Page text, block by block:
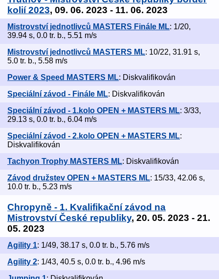
kolií 2023, 09. 06. 2023 - 11. 06. 2023
Mistrovství jednotlivců MASTERS Finále ML: 1/20,
39.94 s, 0.0 tr. b., 5.51 m/s
Mistrovství jednotlivců MASTERS ML: 10/22, 31.91 s,
5.0 tr. b., 5.58 m/s
Power & Speed MASTERS ML: Diskvalifikován
Speciální závod - Finále ML: Diskvalifikován
Speciální závod - 1.kolo OPEN + MASTERS ML: 3/33,
29.13 s, 0.0 tr. b., 6.04 m/s
Speciální závod - 2.kolo OPEN + MASTERS ML:
Diskvalifikován
Tachyon Trophy MASTERS ML: Diskvalifikován
Závod družstev OPEN + MASTERS ML: 15/33, 42.06 s,
10.0 tr. b., 5.23 m/s
Chropyně - 1. Kvalifikační závod na
Mistrovství České republiky, 20. 05. 2023 - 21.
05. 2023
Agility 1: 1/49, 38.17 s, 0.0 tr. b., 5.76 m/s
Agility 2: 1/43, 40.5 s, 0.0 tr. b., 4.96 m/s